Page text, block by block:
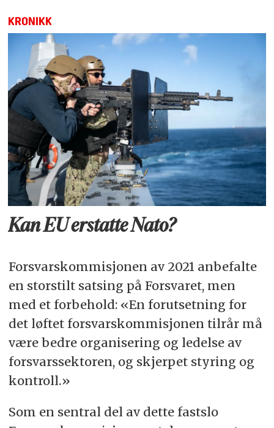
KRONIKK
Kan EU erstatte Nato?
Forsvarskommisjonen av 2021 anbefalte
en storstilt satsing på Forsvaret, men
med et forbehold: «En forutsetning for
det løftet forsvarskommisjonen tilrår må
være bedre organisering og ledelse av
forsvarssektoren, og skjerpet styring og
kontroll.»
Som en sentral del av dette fastslo